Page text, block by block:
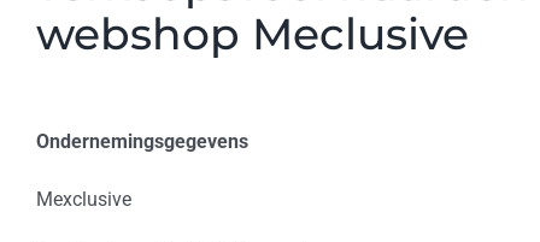
webshop Meclusive
Ondernemingsgegevens
Mexclusive